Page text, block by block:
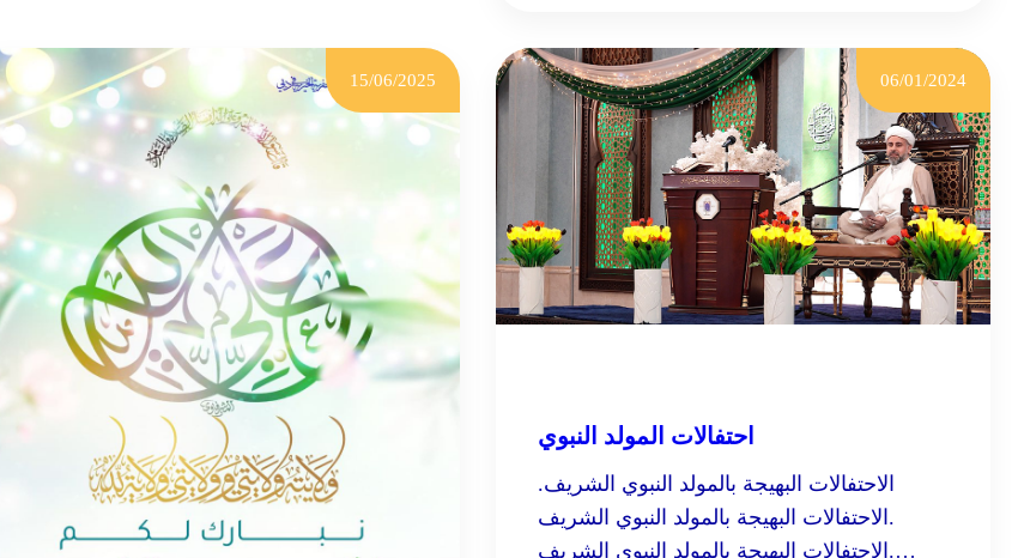
المحمديّة
في
شعبان
15/06/2025 06/01/2024
احتفالات المولد النبوي
.الاحتفالات البهيجة بالمولد النبوي الشريف
.الاحتفالات البهيجة بالمولد النبوي الشريف
.الاحتفالات البهيجة بالمولد النبوي الشريف…